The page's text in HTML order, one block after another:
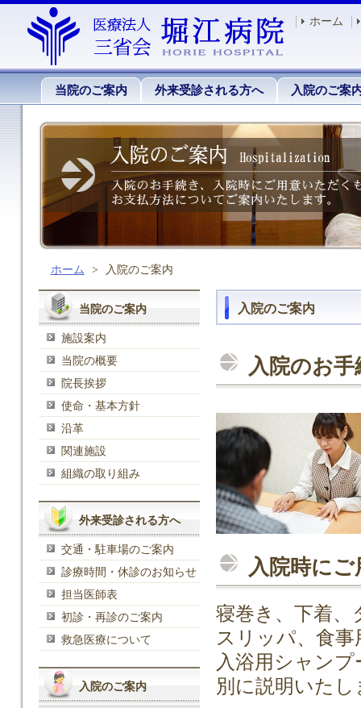
ホーム
当院のご案内 外来受診される方へ 入院のご案
ホーム > 入院のご案内
入院のご案内
入院のお手
入院時に
寝巻き、下着、
スリッパ、食
入浴用シャン
別に説明いたし
当院のご案内
施設案内
当院の概要
院長挨拶
使命・基本方針
沿革
関連施設
組織の取り組み
外来受診される方へ
交通・駐車場のご案内
診療時間・休診のお知らせ
担当医師表
初診・再診のご案内
救急医療について
入院のご案内